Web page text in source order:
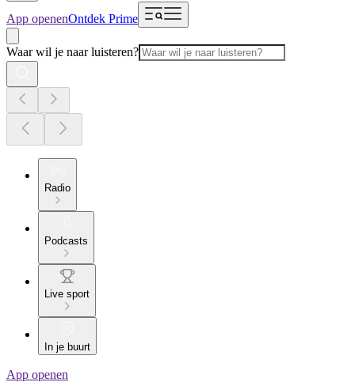
App openenOntdek Prime
Waar wil je naar luisteren?
Radio
Podcasts
Live sport
In je buurt
App openen